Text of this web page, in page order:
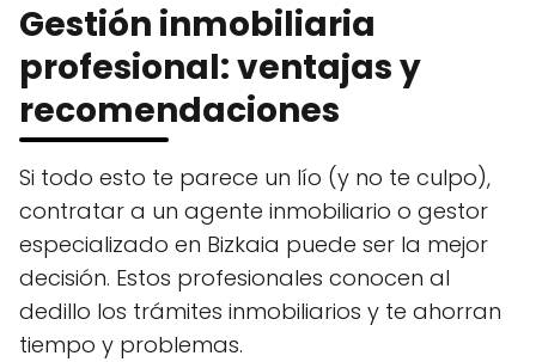
Gestión inmobiliaria
profesional: ventajas y
recomendaciones
Si todo esto te parece un lío (y no te culpo),
contratar a un agente inmobiliario o gestor
especializado en Bizkaia puede ser la mejor
decisión. Estos profesionales conocen al
dedillo los trámites inmobiliarios y te ahorran
tiempo y problemas.